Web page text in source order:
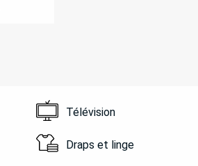
Télévision
Draps et linge